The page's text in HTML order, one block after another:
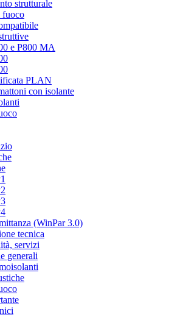
strutturale
fuoco
e P800 MA
PLAN
con isolante
(WinPar 3.0)
tecnica
servizi
generali